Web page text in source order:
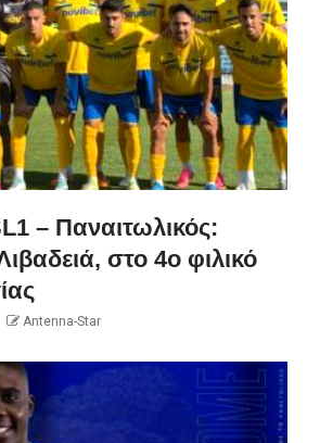
– Παναιτωλικός:
στο 4ο φιλικό
Antenna-Star